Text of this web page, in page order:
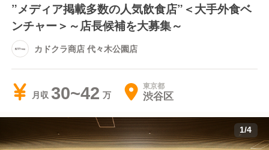
”メディア掲載多数の人気飲食店”＜大手外食ベ
ンチャー＞～店長候補を大募集～
カドクラ商店 代々木公園店
月収 30~42 東京都
渋谷区
1/4